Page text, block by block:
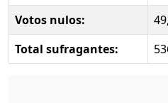
Votos nulos:
Total sufragantes: